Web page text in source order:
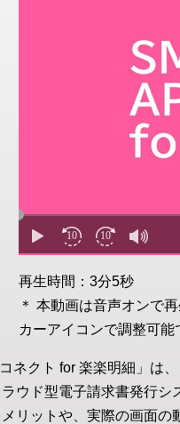
再生時間：3分5秒
＊ 本動画は音声オンで
カーアイコンで調整可能
コネクト for 楽楽明細」は
ウド型電子請求書発行
リットや、実際の画面の